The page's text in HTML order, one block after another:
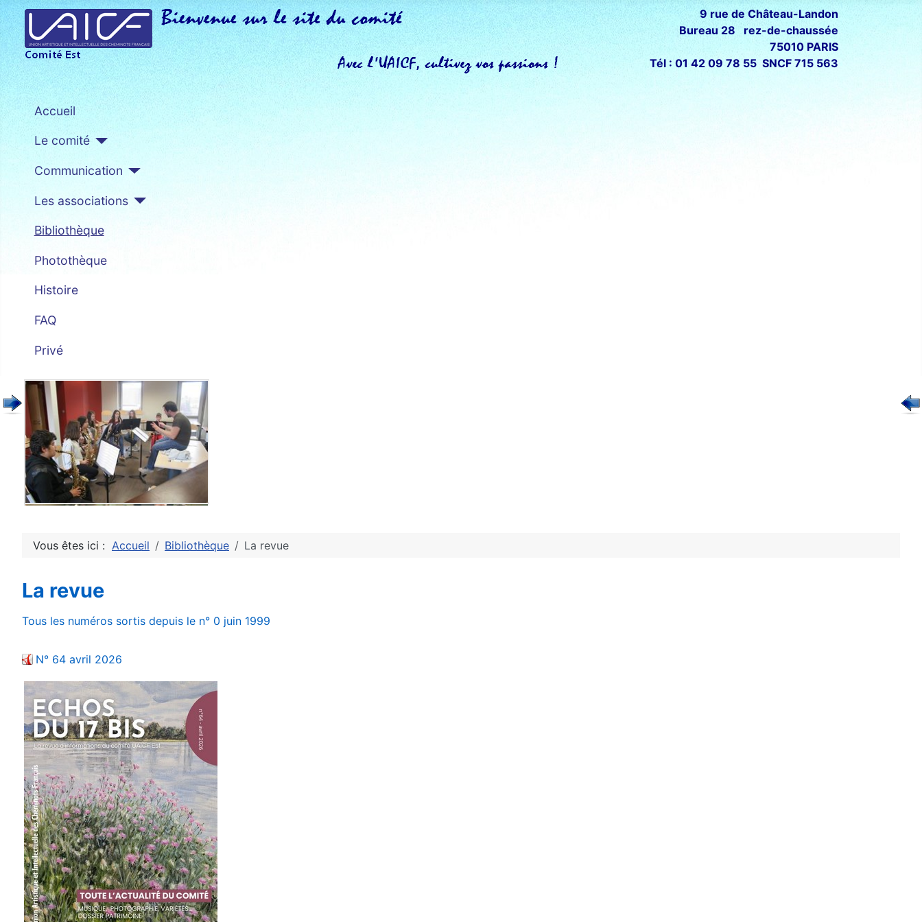
9 rue de Château-Landon
Bureau 28 rez-de-chaussée
75010 PARIS
Tél : 01 42 09 78 55 SNCF 715 563
Accueil
Le comité
Communication
Les associations
Bibliothèque
Photothèque
Histoire
FAQ
Privé
Vous êtes ici : Accueil Bibliothèque La revue
La revue
Tous les numéros sortis depuis le n° 0 juin 1999
N° 64 avril 2026